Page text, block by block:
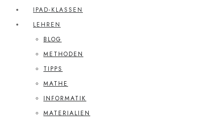
IPAD-KLASSEN
LEHREN
BLOG
METHODEN
TIPPS
MATHE
INFORMATIK
MATERIALIEN